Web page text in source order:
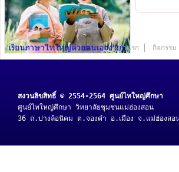
หน้าแรก กิจกรรม
สงวนลิขสิทธิ์ © 2554-2564 ศูนย์ไทใหญ่ศึกษา
ศูนย์ไทใหญ่ศึกษา วิทยาลัยชุมชนแม่ฮ่องสอน
36 ถ.ปางล้อนิคม ต.จองคำ อ.เมือง จ.แม่ฮ่องสอ